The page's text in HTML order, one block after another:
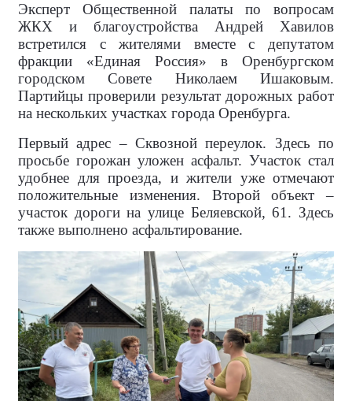
Эксперт Общественной палаты по вопросам
ЖКХ и благоустройства Андрей Хавилов
встретился с жителями вместе с депутатом
фракции «Единая Россия» в Оренбургском
городском Совете Николаем Ишаковым.
Партийцы проверили результат дорожных работ
на нескольких участках города Оренбурга.
Первый адрес – Сквозной переулок. Здесь по
просьбе горожан уложен асфальт. Участок стал
удобнее для проезда, и жители уже отмечают
положительные изменения. Второй объект –
участок дороги на улице Беляевской, 61. Здесь
также выполнено асфальтирование.